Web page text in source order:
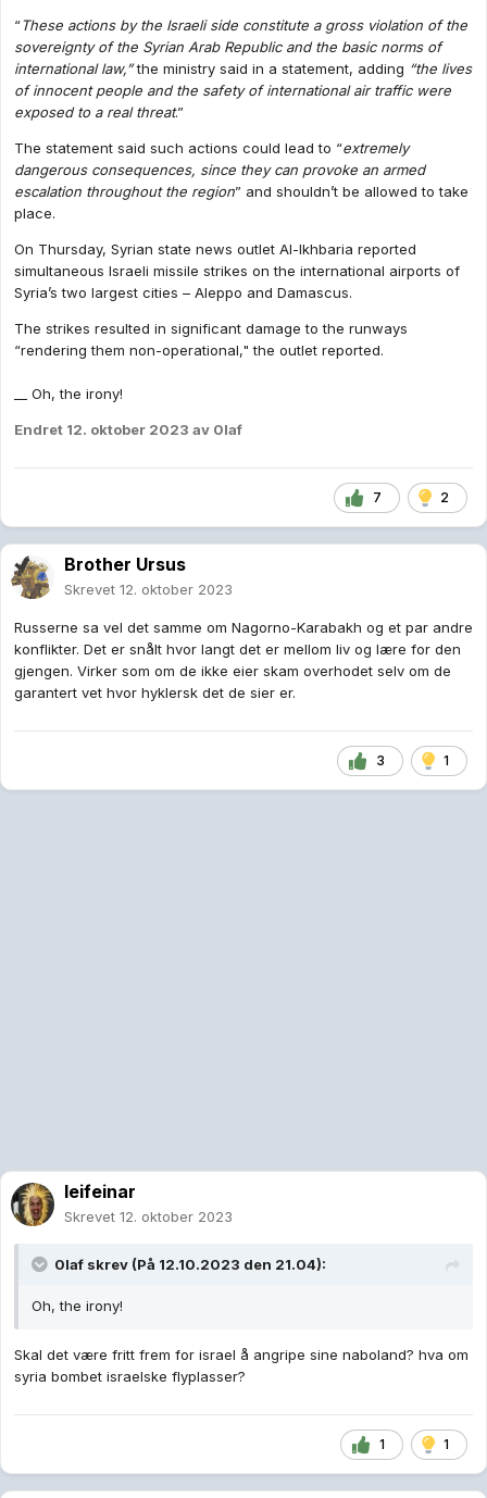
“These actions by the Israeli side constitute a gross violation of the
sovereignty of the Syrian Arab Republic and the basic norms of
international law,”the ministry said in a statement, adding “the lives
of innocent people and the safety of international air traffic were
exposed to a real threat.”
The statement said such actions could lead to “extremely
dangerous consequences, since they can provoke an armed
escalation throughout the region” and shouldn’t be allowed to take
place.
On Thursday, Syrian state news outlet Al-Ikhbaria reported
simultaneous Israeli missile strikes on the international airports of
Syria’s two largest cities – Aleppo and Damascus.
The strikes resulted in significant damage to the runways
“rendering them non-operational," the outlet reported.
__ Oh, the irony!
Endret 12. oktober 2023 av 0laf
7 2
Brother Ursus
Skrevet 12. oktober 2023
Russerne sa vel det samme om Nagorno-Karabakh og et par andre
konflikter. Det er snålt hvor langt det er mellom liv og lære for den
gjengen. Virker som om de ikke eier skam overhodet selv om de
garantert vet hvor hyklersk det de sier er.
3 1
leifeinar
Skrevet 12. oktober 2023
0laf skrev (På 12.10.2023 den 21.04):
Oh, the irony!
Skal det være fritt frem for israel å angripe sine naboland? hva om
syria bombet israelske flyplasser?
1 1